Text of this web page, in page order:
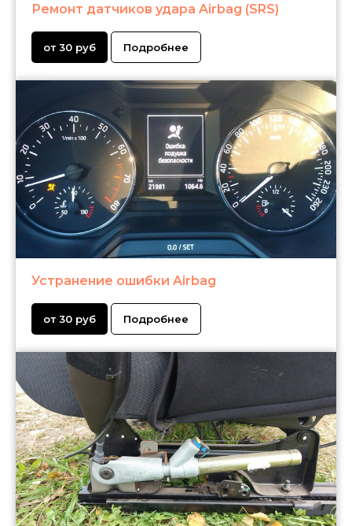
Ремонт датчиков удара Airbag (SRS)
от 30 руб Подробнее
Устранение ошибки Airbag
от 30 руб Подробнее